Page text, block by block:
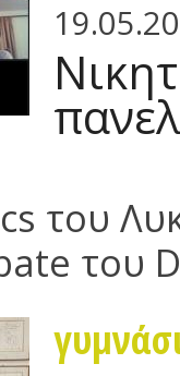
του
του